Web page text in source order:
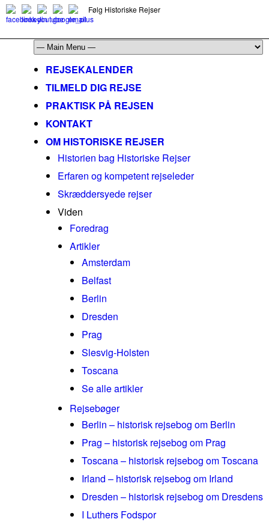
Følg Historiske Rejser
REJSEKALENDER
TILMELD DIG REJSE
PRAKTISK PÅ REJSEN
KONTAKT
OM HISTORISKE REJSER
Historien bag Historiske Rejser
Erfaren og kompetent rejseleder
Skræddersyede rejser
Viden
Foredrag
Artikler
Amsterdam
Belfast
Berlin
Dresden
Prag
Slesvig-Holsten
Toscana
Se alle artikler
Rejsebøger
Berlin – historisk rejsebog om Berlin
Prag – historisk rejsebog om Prag
Toscana – historisk rejsebog om Toscana
Irland – historisk rejsebog om Irland
Dresden – historisk rejsebog om Dresdens
I Luthers Fodspor